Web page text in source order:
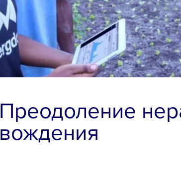
Преодоление
вождения